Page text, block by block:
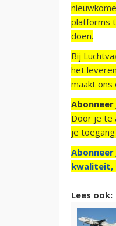
platforms
doen.
Bij
het
maakt ons
Door je te
je
kwaliteit,
Lees ook: